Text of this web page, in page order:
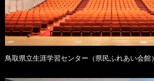
鳥取県立生涯学習センター（県民ふれあい会館）